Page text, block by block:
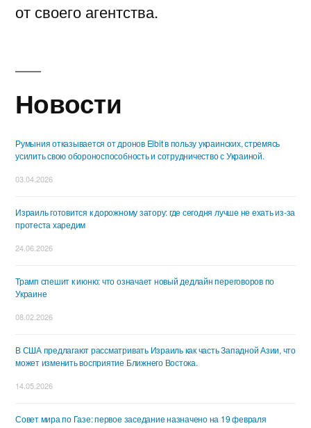
от своего агентства.
Новости
Румыния отказывается от дронов Elbit в пользу украинских, стремясь
усилить свою обороноспособность и сотрудничество с Украиной.
03.04.2026
Израиль готовится к дорожному затору: где сегодня лучше не ехать из-за
протеста харедим
24.06.2026
Трамп спешит к июню: что означает новый дедлайн переговоров по
Украине
08.02.2026
В США предлагают рассматривать Израиль как часть Западной Азии, что
может изменить восприятие Ближнего Востока.
14.05.2026
Совет мира по Газе: первое заседание назначено на 19 февраля